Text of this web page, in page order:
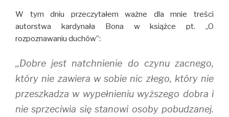
W tym dniu przeczytałem ważne dla mnie treści
autorstwa kardynała Bona w książce pt. ,,O
rozpoznawaniu duchów”:
,,Dobre jest natchnienie do czynu zacnego,
który nie zawiera w sobie nic złego, który nie
przeszkadza w wypełnieniu wyższego dobra i
nie sprzeciwia się stanowi osoby pobudzanej.